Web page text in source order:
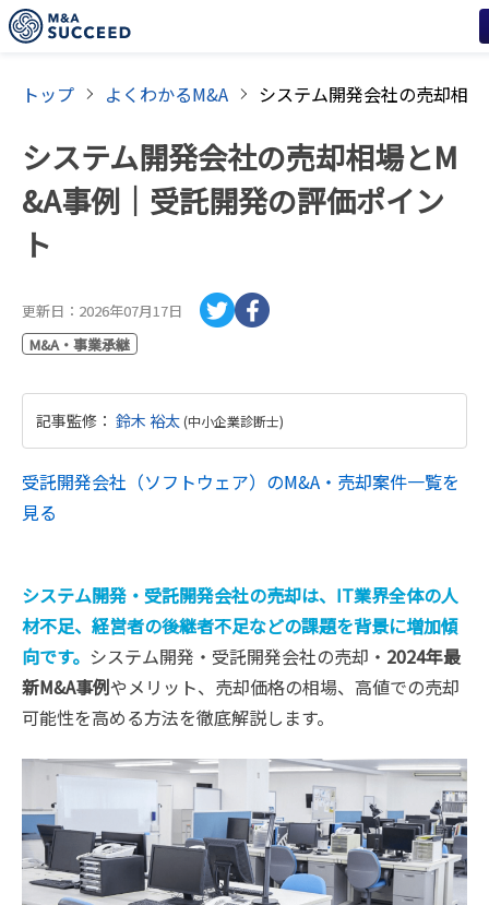
トップ よくわかるM&A
システム開発会社の売却相場とM
&A事例｜受託開発の評価ポイン
ト
更新日： 2026年07月17日
M&A・事業承継
記事監修 ： 鈴木 裕太(中小企業診断士)
受託開発会社（ソフトウェア） のM&A・売却案件一覧を
見る
システム開発・受託開発会社の売却は、IT業界全体の人
材不足、経営者の後継者不足などの課題を背景に増加傾
向です。 システム開発・受託開発会社の売却・ 2024年最
新M&A事例やメリット、売却価格の相場、高値での売却
可能性を高める方法を徹底解説します。